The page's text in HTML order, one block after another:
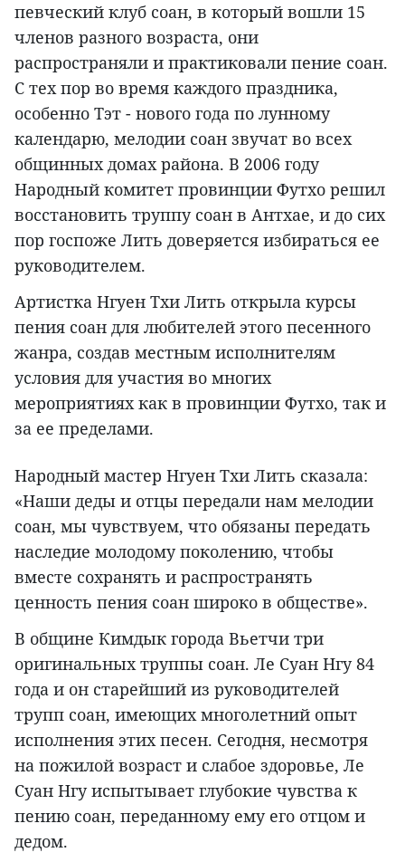
певческий клуб соан, в который вошли 15
членов разного возраста, они
распространяли и практиковали пение соан.
С тех пор во время каждого праздника,
особенно Тэт - нового года по лунному
календарю, мелодии соан звучат во всех
общинных домах района. В 2006 году
Народный комитет провинции Футхо решил
восстановить труппу соан в Антхае, и до сих
пор госпоже Лить доверяется избираться ее
руководителем.
Артистка Нгуен Тхи Лить открыла курсы
пения соан для любителей этого песенного
жанра, создав местным исполнителям
условия для участия во многих
мероприятиях как в провинции Футхо, так и
за ее пределами.
Народный мастер Нгуен Тхи Лить сказала:
«Наши деды и отцы передали нам мелодии
соан, мы чувствуем, что обязаны передать
наследие молодому поколению, чтобы
вместе сохранять и распространять
ценность пения соан широко в обществе».
В общине Кимдык города Вьетчи три
оригинальных труппы соан. Ле Суан Нгу 84
года и он старейший из руководителей
трупп соан, имеющих многолетний опыт
исполнения этих песен. Сегодня, несмотря
на пожилой возраст и слабое здоровье, Ле
Суан Нгу испытывает глубокие чувства к
пению соан, переданному ему его отцом и
дедом.